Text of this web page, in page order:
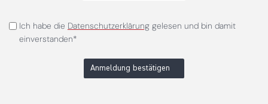
Ich habe die Datenschutzerklärunggelesen und bin damit
einverstanden*
Anmeldung bestätigen